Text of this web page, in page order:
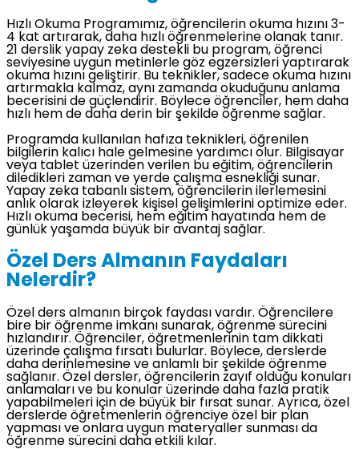
Hızlı Okuma Programımız, öğrencilerin okuma hızını 3-
4 kat artırarak, daha hızlı öğrenmelerine olanak tanır.
21 derslik yapay zeka destekli bu program, öğrenci
seviyesine uygun metinlerle göz egzersizleri yaptırarak
okuma hızını geliştirir. Bu teknikler, sadece okuma hızını
artırmakla kalmaz, aynı zamanda okuduğunu anlama
becerisini de güçlendirir. Böylece öğrenciler, hem daha
hızlı hem de daha derin bir şekilde öğrenme sağlar.
Programda kullanılan hafıza teknikleri, öğrenilen
bilgilerin kalıcı hale gelmesine yardımcı olur. Bilgisayar
veya tablet üzerinden verilen bu eğitim, öğrencilerin
diledikleri zaman ve yerde çalışma esnekliği sunar.
Yapay zeka tabanlı sistem, öğrencilerin ilerlemesini
anlık olarak izleyerek kişisel gelişimlerini optimize eder.
Hızlı okuma becerisi, hem eğitim hayatında hem de
günlük yaşamda büyük bir avantaj sağlar.
Özel Ders Almanın Faydaları
Nelerdir?
Özel ders almanın birçok faydası vardır. Öğrencilere
bire bir öğrenme imkanı sunarak, öğrenme sürecini
hızlandırır. Öğrenciler, öğretmenlerinin tam dikkati
üzerinde çalışma fırsatı bulurlar. Böylece, derslerde
daha derinlemesine ve anlamlı bir şekilde öğrenme
sağlanır. Özel dersler, öğrencilerin zayıf olduğu konuları
anlamaları ve bu konular üzerinde daha fazla pratik
yapabilmeleri için de büyük bir fırsat sunar. Ayrıca, özel
derslerde öğretmenlerin öğrenciye özel bir plan
yapması ve onlara uygun materyaller sunması da
öğrenme sürecini daha etkili kılar.